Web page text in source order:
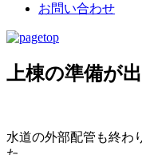
お問い合わせ
上棟の準備が
水道の外部配管も終わ